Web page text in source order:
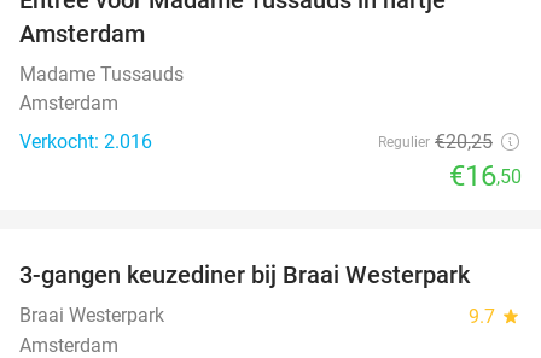
Amsterdam
Madame Tussauds
Amsterdam
Verkocht: 2.016
Regulier €20,25
€16,50
40%
3-gangen keuzediner bij Braai Westerpark
Braai Westerpark 9.7 star
Amsterdam